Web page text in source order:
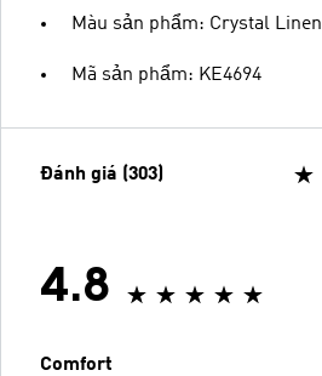
Màu sản phẩm: Crystal Linen
Mã sản phẩm: KE4694
Đánh giá (303)
4.8
Comfort